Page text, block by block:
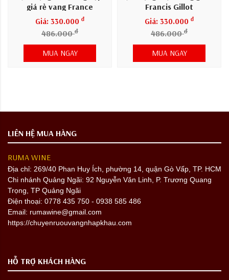
giá rẻ vang France
Maison
Giá: 330.000 đ
486.000đ
MUA NGAY
Francis Gillot
Giá: 330.000 đ
486.000đ
MUA NGAY
LIÊN HỆ MUA HÀNG
RUMA WINE
Địa chỉ: 269/40 Phan Huy Ích, phường 14, quận Gò Vấp, TP. HCM
Chi nhánh Quảng Ngãi: 92 Nguyễn Văn Linh, P. Trương Quang
Trọng, TP Quảng Ngãi
Điện thoại: 0778 435 750 - 0938 585 486
Email: rumawine@gmail.com
https://chuyenruouvangnhapkhau.com
HỖ TRỢ KHÁCH HÀNG